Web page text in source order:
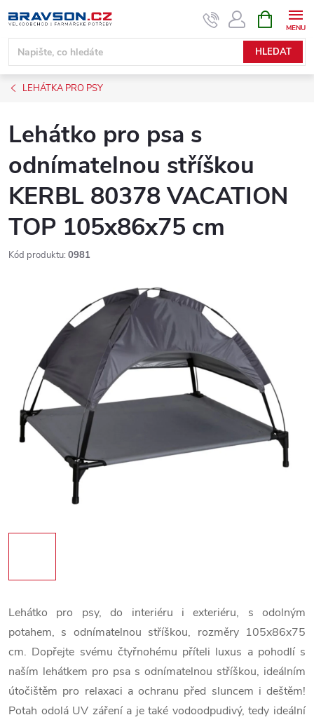
na
obsah
HLEDAT
NÁKUPNÍ
KOŠÍK
LEHÁTKA PRO PSY
Lehátko pro psa s
odnímatelnou stříškou
KERBL 80378 VACATION
TOP 105x86x75 cm
Kód produktu: 0981
Lehátko pro psy, do interiéru i exteriéru, s odolným
potahem, s odnímatelnou stříškou, rozměry 105x86x75
cm. Dopřejte svému čtyřnohému příteli luxus a pohodlí s
naším lehátkem pro psa s odnímatelnou stříškou, ideálním
útočištěm pro relaxaci a ochranu před sluncem i deštěm!
Potah odolá UV záření a je také vodoodpudivý, tedy ideální